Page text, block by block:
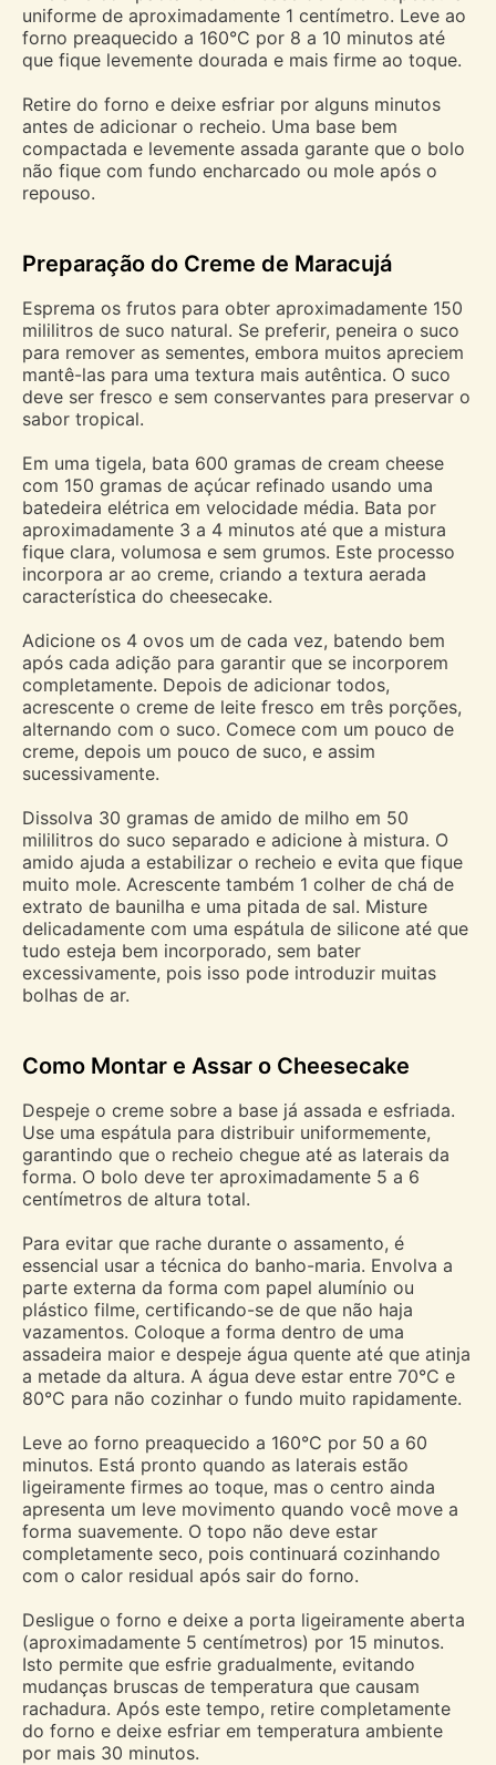
uniforme de aproximadamente 1 centímetro. Leve ao
forno preaquecido a 160°C por 8 a 10 minutos até
que fique levemente dourada e mais firme ao toque.
Retire do forno e deixe esfriar por alguns minutos
antes de adicionar o recheio. Uma base bem
compactada e levemente assada garante que o bolo
não fique com fundo encharcado ou mole após o
repouso.
Preparação do Creme de Maracujá
Esprema os frutos para obter aproximadamente 150
mililitros de suco natural. Se preferir, peneira o suco
para remover as sementes, embora muitos apreciem
mantê-las para uma textura mais autêntica. O suco
deve ser fresco e sem conservantes para preservar o
sabor tropical.
Em uma tigela, bata 600 gramas de cream cheese
com 150 gramas de açúcar refinado usando uma
batedeira elétrica em velocidade média. Bata por
aproximadamente 3 a 4 minutos até que a mistura
fique clara, volumosa e sem grumos. Este processo
incorpora ar ao creme, criando a textura aerada
característica do cheesecake.
Adicione os 4 ovos um de cada vez, batendo bem
após cada adição para garantir que se incorporem
completamente. Depois de adicionar todos,
acrescente o creme de leite fresco em três porções,
alternando com o suco. Comece com um pouco de
creme, depois um pouco de suco, e assim
sucessivamente.
Dissolva 30 gramas de amido de milho em 50
mililitros do suco separado e adicione à mistura. O
amido ajuda a estabilizar o recheio e evita que fique
muito mole. Acrescente também 1 colher de chá de
extrato de baunilha e uma pitada de sal. Misture
delicadamente com uma espátula de silicone até que
tudo esteja bem incorporado, sem bater
excessivamente, pois isso pode introduzir muitas
bolhas de ar.
Como Montar e Assar o Cheesecake
Despeje o creme sobre a base já assada e esfriada.
Use uma espátula para distribuir uniformemente,
garantindo que o recheio chegue até as laterais da
forma. O bolo deve ter aproximadamente 5 a 6
centímetros de altura total.
Para evitar que rache durante o assamento, é
essencial usar a técnica do banho-maria. Envolva a
parte externa da forma com papel alumínio ou
plástico filme, certificando-se de que não haja
vazamentos. Coloque a forma dentro de uma
assadeira maior e despeje água quente até que atinja
a metade da altura. A água deve estar entre 70°C e
80°C para não cozinhar o fundo muito rapidamente.
Leve ao forno preaquecido a 160°C por 50 a 60
minutos. Está pronto quando as laterais estão
ligeiramente firmes ao toque, mas o centro ainda
apresenta um leve movimento quando você move a
forma suavemente. O topo não deve estar
completamente seco, pois continuará cozinhando
com o calor residual após sair do forno.
Desligue o forno e deixe a porta ligeiramente aberta
(aproximadamente 5 centímetros) por 15 minutos.
Isto permite que esfrie gradualmente, evitando
mudanças bruscas de temperatura que causam
rachadura. Após este tempo, retire completamente
do forno e deixe esfriar em temperatura ambiente
por mais 30 minutos.